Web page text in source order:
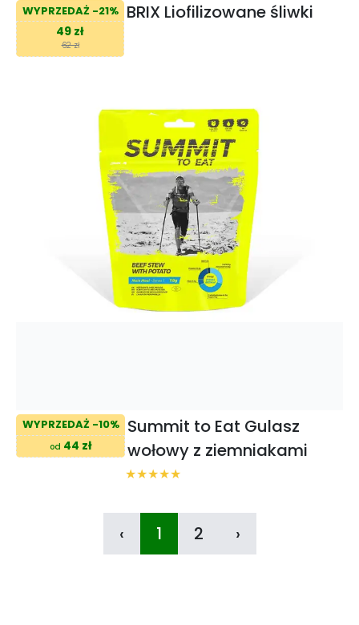
WYPRZEDAŻ -21%
49 zł
62 zł
BRIX Liofilizowane śliwki
WYPRZEDAŻ -10%
od 44 zł
Summit to Eat Gulasz
wołowy z ziemniakami
‹ 1 2 ›